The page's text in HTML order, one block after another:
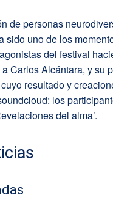
de personas
sido uno de los
del festival
Carlos Alcántara, y su
resultado y
los
del alma’.